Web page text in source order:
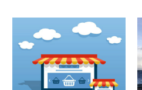
по управлению
международными
цепями поставок